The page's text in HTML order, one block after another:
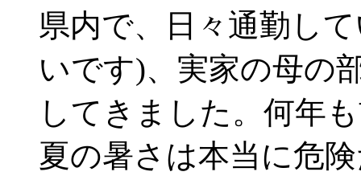
県内で、日々通勤し
いです)、実家の母の
してきました。何年
夏の暑さは本当に危